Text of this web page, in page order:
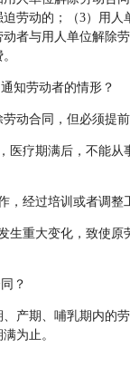
劳动的；（3）用
者与用人单位解除
知劳动者的情形？
动合同，但必须提
医疗期满后，不能
，经过培训或者调
生重大变化，致使
？
产期、哺乳期内的
为止。